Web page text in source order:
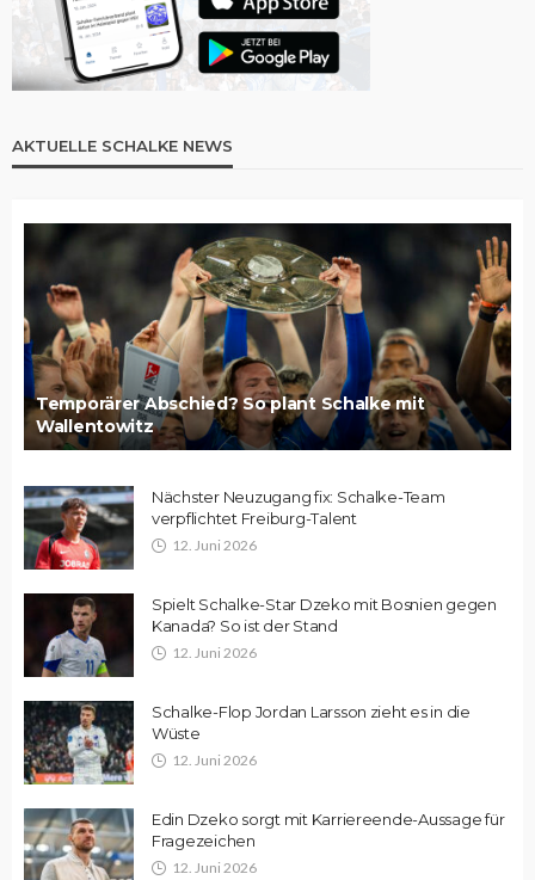
AKTUELLE SCHALKE NEWS
Temporärer Abschied? So plant Schalke mit
Wallentowitz
Nächster Neuzugang fix: Schalke-Team
verpflichtet Freiburg-Talent
12. Juni 2026
Spielt Schalke-Star Dzeko mit Bosnien gegen
Kanada? So ist der Stand
12. Juni 2026
Schalke-Flop Jordan Larsson zieht es in die
Wüste
12. Juni 2026
Edin Dzeko sorgt mit Karriereende-Aussage für
Fragezeichen
12. Juni 2026